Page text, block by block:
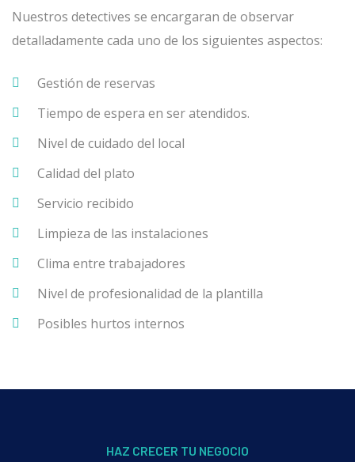
Nuestros detectives se encargaran de observar
detalladamente cada uno de los siguientes aspectos:
Gestión de reservas
Tiempo de espera en ser atendidos.
Nivel de cuidado del local
Calidad del plato
Servicio recibido
Limpieza de las instalaciones
Clima entre trabajadores
Nivel de profesionalidad de la plantilla
Posibles hurtos internos
HAZ CRECER TU NEGOCIO